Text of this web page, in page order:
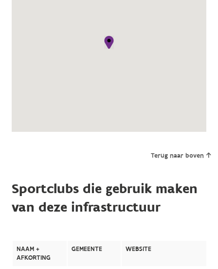
Terug naar boven
Sportclubs die gebruik maken
van deze infrastructuur
NAAM +
AFKORTING
GEMEENTE WEBSITE